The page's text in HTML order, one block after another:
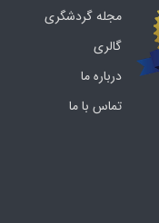
مجله گردشگری
گالری
درباره ما
تماس با ما